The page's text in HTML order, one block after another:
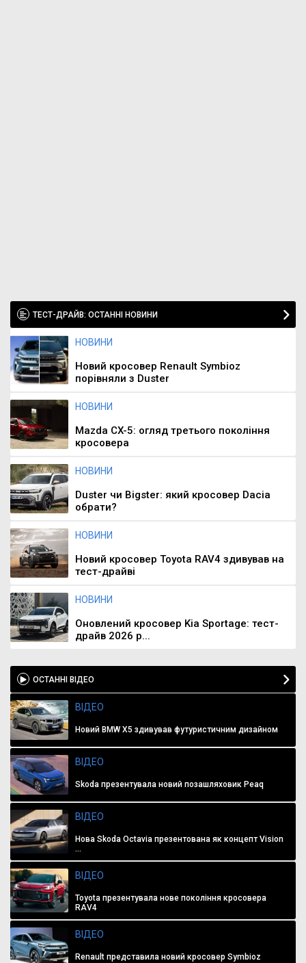
ТЕСТ-ДРАЙВ: ОСТАННІ НОВИНИ
НОВИНИ
Новий кросовер Renault Symbioz
порівняли з Duster
НОВИНИ
Mazda CX-5: огляд третього покоління
кросовера
НОВИНИ
Duster чи Bigster: який кросовер Dacia
обрати?
НОВИНИ
Новий кросовер Toyota RAV4 здивував на
тест-драйві
НОВИНИ
Оновлений кросовер Kia Sportage: тест-
драйв 2026 р...
ОСТАННІ ВІДЕО
ВІДЕО
Новий BMW X5 здивував футуристичним дизайном
ВІДЕО
Skoda презентувала новий позашляховик Peaq
ВІДЕО
Нова Skoda Octavia презентована як концепт Vision
...
ВІДЕО
Toyota презентувала нове покоління кросовера
RAV4
ВІДЕО
Renault представила новий кросовер Symbioz